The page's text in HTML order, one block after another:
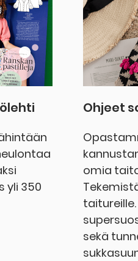
yli 350
Ohjeet
omia
sekä